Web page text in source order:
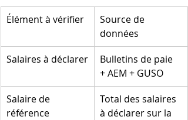
Élément à vérifier
Source de
données
Salaires à déclarer
Bulletins de paie
+ AEM + GUSO
Salaire de
référence
Total des salaires
à déclarer sur la